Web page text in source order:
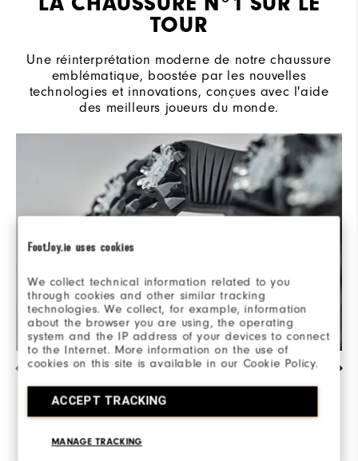
FootJoy.ie uses cookies
We collect technical information related to you
through cookies and other similar tracking
technologies. We collect, for example, information
about the browser you are using, the operating
system and the IP address of your devices to connect
to the Internet. More information on the use of
cookies on this site is available in our Cookie Policy.
ACCEPT TRACKING
MANAGE TRACKING
TOUR
Une réinterprétation moderne de notre chaussure
emblématique, boostée par les nouvelles
technologies et innovations, conçues avec l'aide
des meilleurs joueurs du monde.
SURFACES DE SOL
Les multiples duromètres en TPU et les
crampons Pulsar de Softspikes® offrent des